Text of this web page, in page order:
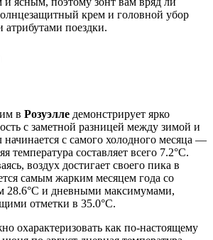
крем и головной убор
атрибутами поездки.
в Розуэлле демонстрирует ярко
с заметной разницей между зимой и
с самого холодного месяца —
температура составляет всего 7.2°C.
воздух достигает своего пика в
самым жарким месяцем года со
28.6°C и дневными максимумами,
отметки в 35.0°C.
охарактеризовать как по-настоящему